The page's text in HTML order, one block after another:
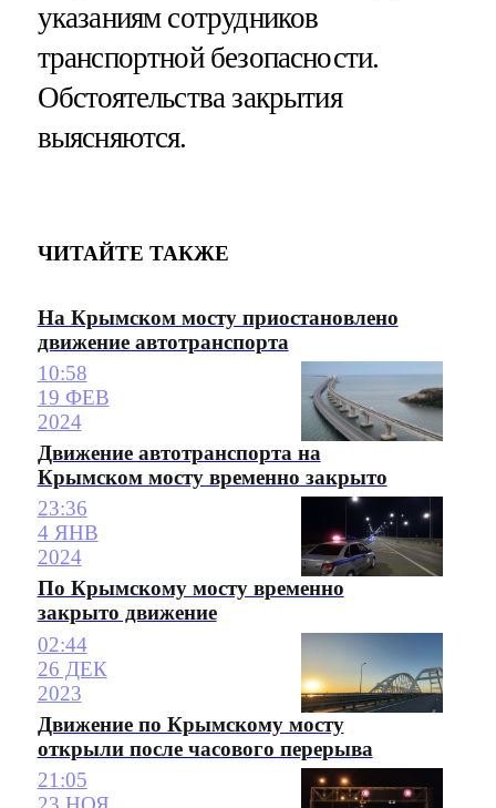
указаниям сотрудников
транспортной безопасности.
Обстоятельства закрытия
выясняются.
ЧИТАЙТЕ ТАКЖЕ
На Крымском мосту приостановлено
движение автотранспорта
10:58
19 ФЕВ
2024
Движение автотранспорта на
Крымском мосту временно закрыто
23:36
4 ЯНВ
2024
По Крымскому мосту временно
закрыто движение
02:44
26 ДЕК
2023
Движение по Крымскому мосту
открыли после часового перерыва
21:05